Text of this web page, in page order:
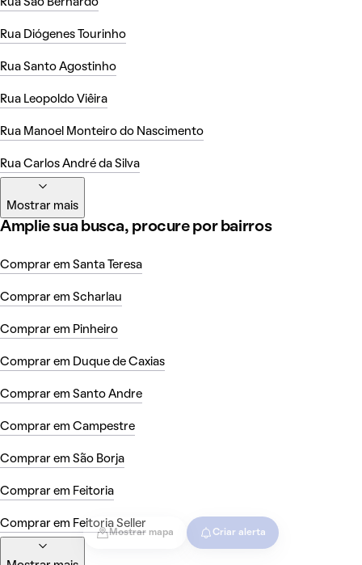
Mostrar mapa Criar alerta
Rua São Bernardo
Rua Diógenes Tourinho
Rua Santo Agostinho
Rua Leopoldo Viêira
Rua Manoel Monteiro do Nascimento
Rua Carlos André da Silva
Mostrar mais
Amplie sua busca, procure por bairros
Comprar em Santa Teresa
Comprar em Scharlau
Comprar em Pinheiro
Comprar em Duque de Caxias
Comprar em Santo Andre
Comprar em Campestre
Comprar em São Borja
Comprar em Feitoria
Comprar em Feitoria Seller